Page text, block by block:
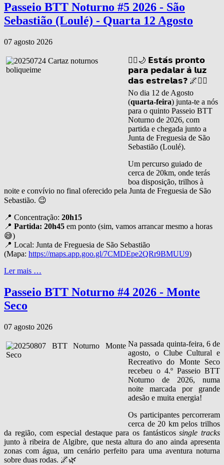
Passeio BTT Noturno #5 2026 - São
Sebastião (Loulé) - Quarta 12 Agosto
07 agosto 2026
🚴‍♂️🌙 𝗘𝘀𝘁𝗮́𝘀 𝗽𝗿𝗼𝗻𝘁𝗼
𝗽𝗮𝗿𝗮 𝗽𝗲𝗱𝗮𝗹𝗮𝗿 𝗮̀ 𝗹𝘂𝘇
𝗱𝗮𝘀 𝗲𝘀𝘁𝗿𝗲𝗹𝗮𝘀❓ 🌌🚴‍♀️
No dia 12 de Agosto
(quarta-feira) junta-te a nós
para o quinto Passeio BTT
Noturno de 2026, com
partida e chegada junto a
Junta de Freguesia de São
Sebastião (Loulé).
Um percurso guiado de
cerca de 20km, onde terás
boa disposição, trilhos à
noite e convívio no final oferecido pela Junta de Freguesia de São
Sebastião. 😉
📍 Concentração: 20h15
📍 Partida: 20h45 em ponto (sim, vamos arrancar mesmo a horas
😅)
📍 Local: Junta de Freguesia de São Sebastião
(Mapa: https://maps.app.goo.gl/7CMDEpe2QRr9BMUU9)
Ler mais …
Passeio BTT Noturno #4 2026 - Monte
Seco
07 agosto 2026
Na passada quinta‑feira, 6 de
agosto, o Clube Cultural e
Recreativo do Monte Seco
recebeu o 4.º Passeio BTT
Noturno de 2026, numa
noite marcada por grande
adesão e muita energia!
Os participantes percorreram
cerca de 20 km pelos trilhos
da região, com especial destaque para os fantásticossingle tracks
junto à ribeira de Algibre, que nesta altura do ano ainda apresenta
zonas com água, um cenário perfeito para uma aventura noturna
sobre duas rodas. 🌌🌿